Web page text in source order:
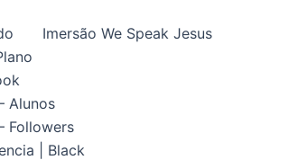
Imersão We Speak Jesus
Alunos
Followers
| Black